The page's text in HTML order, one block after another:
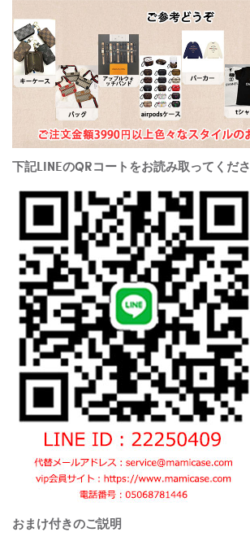
下記LINEのQRコートをお読み取ってくだ
おまけ付きのご説明